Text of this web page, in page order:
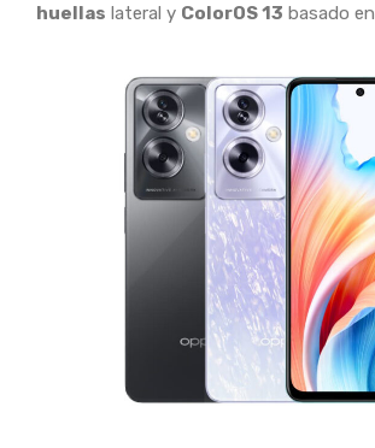
huellas lateral y ColorOS 13 basado en